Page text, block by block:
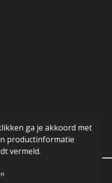
2023
ga je akkoord met
productinformatie
vermeld.